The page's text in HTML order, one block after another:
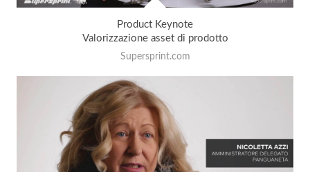
Product Keynote
Valorizzazione asset di prodotto
Supersprint.com